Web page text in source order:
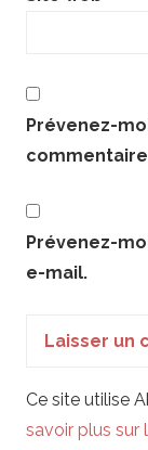
Prévenez-
Prévenez-
e-mail.
Ce site utilise
savoir plus sur